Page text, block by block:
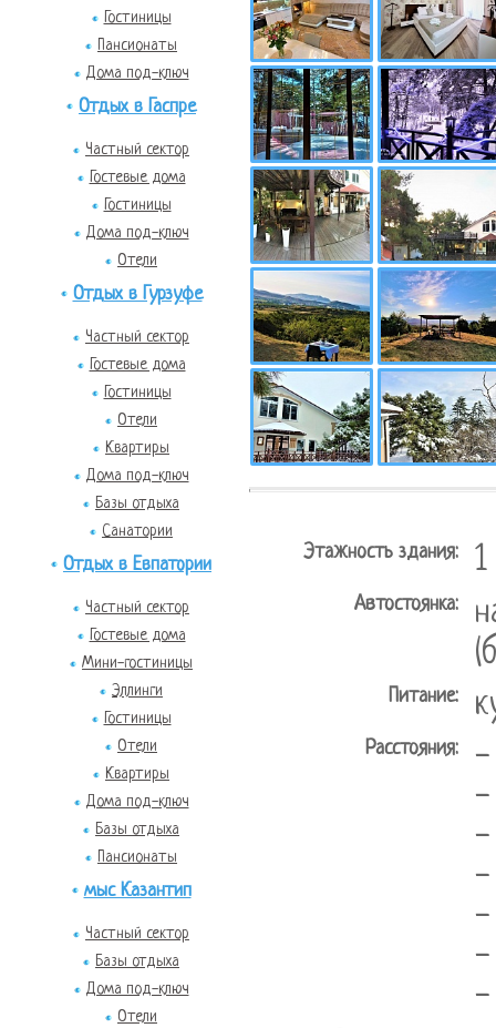
Гостиницы
Пансионаты
Дома под-ключ
Отдых в Гаспре
Частный сектор
Гостевые дома
Гостиницы
Дома под-ключ
Отели
Отдых в Гурзуфе
Частный сектор
Гостевые дома
Гостиницы
Отели
Квартиры
Дома под-ключ
Базы отдыха
Санатории
Отдых в Евпатории
Частный сектор
Гостевые дома
Мини-гостиницы
Эллинги
Гостиницы
Отели
Квартиры
Дома под-ключ
Базы отдыха
Пансионаты
мыс Казантип
Частный сектор
Базы отдыха
Дома под-ключ
Отели
Этажность здания: 1
Автостоянка:
Питание:
Расстояния:
-
-
-
-
-
-
-